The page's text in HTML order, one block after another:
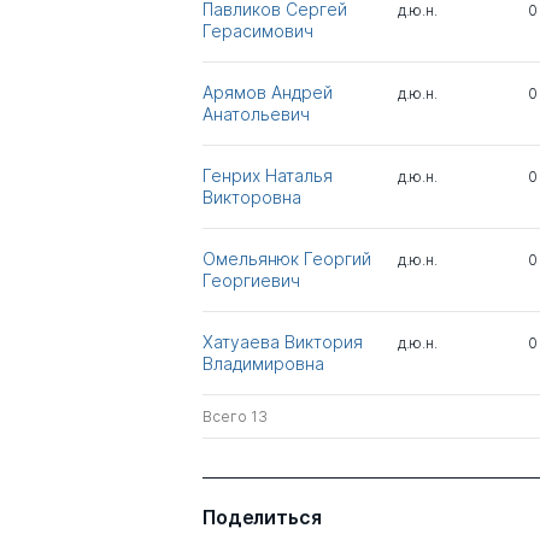
Павликов Сергей
Герасимович
д.ю.н. 0
Арямов Андрей
Анатольевич
д.ю.н. 0
Генрих Наталья
Викторовна
д.ю.н. 0
Омельянюк Георгий
Георгиевич
д.ю.н. 0
Хатуаева Виктория
Владимировна
д.ю.н. 0
Всего 13
Поделиться